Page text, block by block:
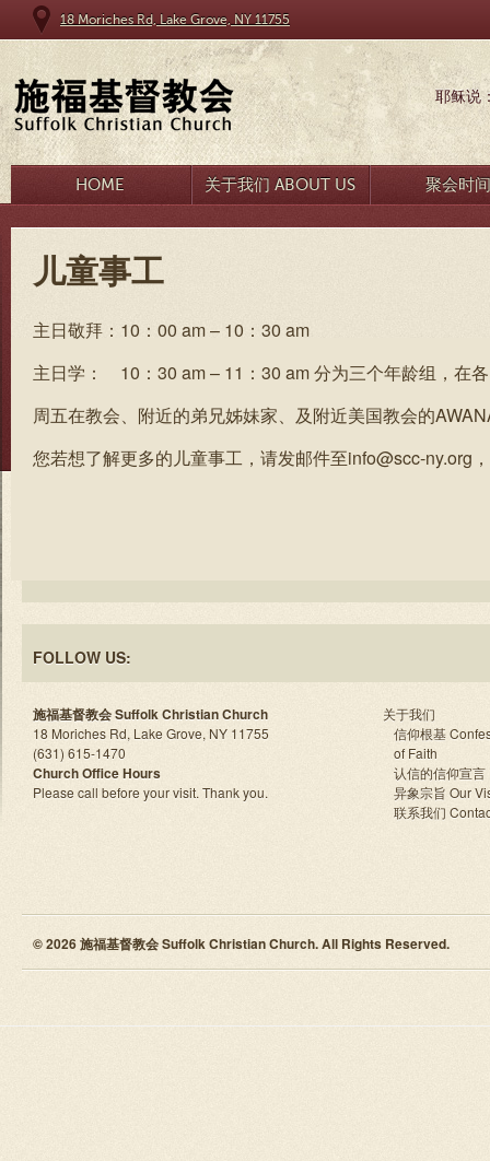
18 Moriches Rd, Lake Grove, NY 11755
耶稣说
HOME 关于我们 ABOUT US 聚会时
儿童事工
主日敬拜：10：00 am – 10：30 am
主日学： 10：30 am – 11：30 am 分为三个年龄组，在
周五在教会、附近的弟兄姊妹家、及附近美国教会的
您若想了解更多的儿童事工，请发邮件至info@scc-ny.org
FOLLOW US:
施福基督教会 Suffolk Christian Church
18 Moriches Rd, Lake Grove, NY 11755
(631) 615-1470
Church Office Hours
Please call before your visit. Thank you.
关于我们
信仰根基
of Faith
认信的信仰宣言
异象宗旨 Our
联系我们
© 2026 施福基督教会 Suffolk Christian Church. All Rights Reserved.